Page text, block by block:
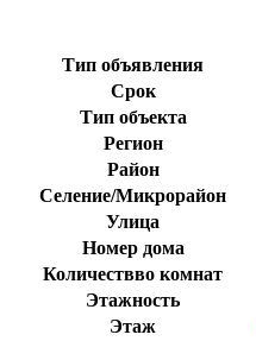
Тип объявления
Срок
Тип объекта
Регион
Район
Селение/Микрорайон
Улица
Номер дома
Количествво комнат
Этажность
Этаж